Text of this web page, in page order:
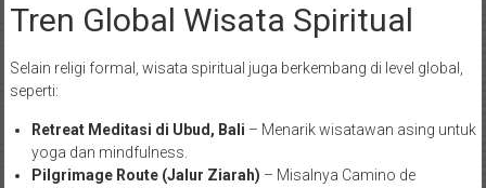
Tren Global Wisata Spiritual
Selain religi formal, wisata spiritual juga berkembang di level global,
seperti:
Retreat Meditasi di Ubud, Bali – Menarik wisatawan asing untuk
yoga dan mindfulness.
Pilgrimage Route (Jalur Ziarah) – Misalnya Camino de